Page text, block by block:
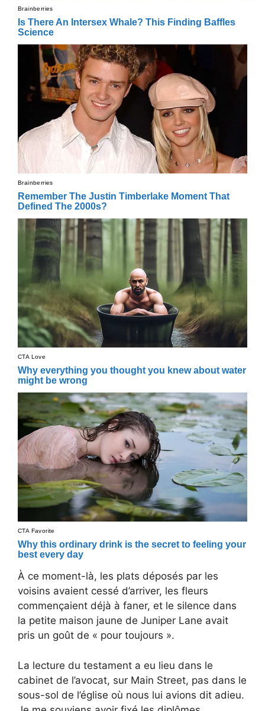
À ce moment-là, les plats déposés par les
voisins avaient cessé d’arriver, les fleurs
commençaient déjà à faner, et le silence dans
la petite maison jaune de Juniper Lane avait
pris un goût de « pour toujours ».
La lecture du testament a eu lieu dans le
cabinet de l’avocat, sur Main Street, pas dans le
sous-sol de l’église où nous lui avions dit adieu.